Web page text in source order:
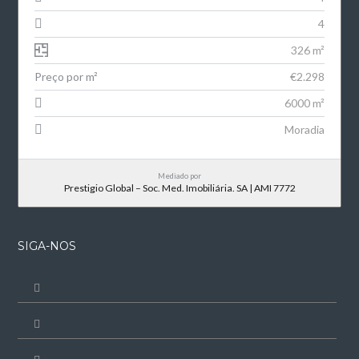
4
326 m²
Preço por m²
€2.298
6000 m²
Moradia
Mediado por
Prestigio Global – Soc. Med. Imobiliária. SA | AMI 7772
SIGA-NOS